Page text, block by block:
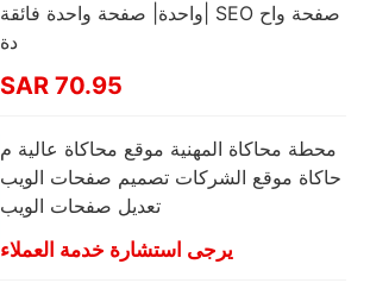
واحدة| صفحة واحدة فائقة| SEO صفحة واح
دة
SAR 70.95
محطة محاكاة المهنية موقع محاكاة عالية م
حاكاة موقع الشركات تصميم صفحات الويب
تعديل صفحات الويب
يرجى استشارة خدمة العملاء